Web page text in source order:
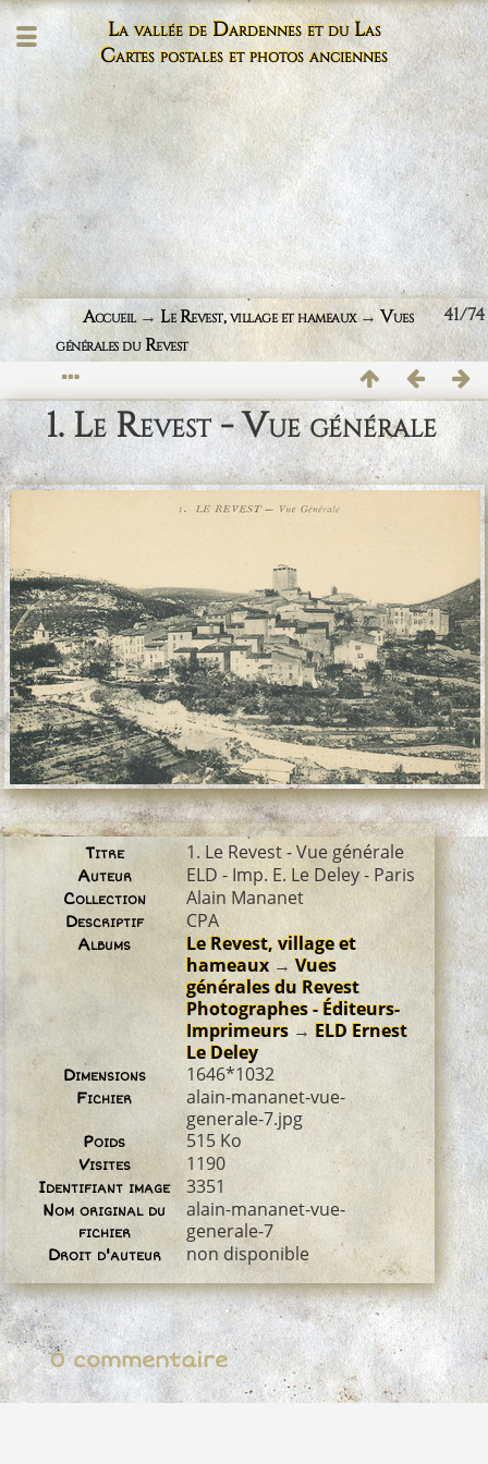
La vallée de Dardennes et du Las
Cartes postales et photos anciennes
41/74
Accueil→Le Revest, village et hameaux→Vues
générales du Revest
1. Le Revest - Vue générale
Titre 1. Le Revest - Vue générale
Auteur ELD - Imp. E. Le Deley - Paris
Collection Alain Mananet
Descriptif CPA
Albums
Le Revest, village et
hameaux→Vues
générales du Revest
Photographes - Éditeurs-
Imprimeurs→ ELD Ernest
Le Deley
Dimensions 1646*1032
Fichier
alain-mananet-vue-
generale-7.jpg
Poids 515 Ko
Visites 1190
Identifiant image 3351
Nom original du
fichier
alain-mananet-vue-
generale-7
Droit d'auteur non disponible
0 commentaire